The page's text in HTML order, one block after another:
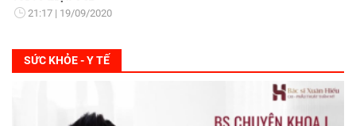
21:17 19/09/2020
SỨC KHỎE - Y TẾ